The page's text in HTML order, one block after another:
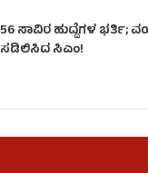
56 ಸಾವಿರ ಹುದ್ದೆಗಳ
ಸಡಿಲಿಸಿದ ಸಿಎಂ!